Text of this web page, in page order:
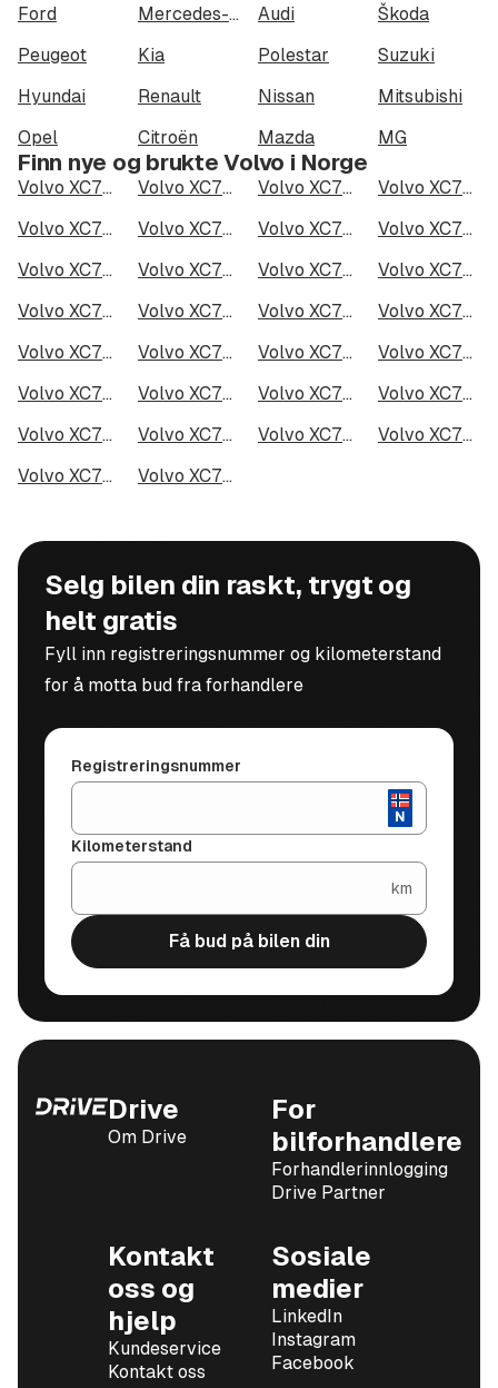
Ford Mercedes-Benz Audi
Škoda
Peugeot
Kia Polestar
Suzuki
Hyundai
Renault Nissan
Mitsubishi
Opel
Citroën Mazda MG
Finn nye og brukte Volvo i Norge
Volvo XC70 i Oslo Volvo XC70 i Bergen Volvo XC70 i Trondheim
Volvo XC70 i Stavanger
Volvo XC70 i Kristiansand
Volvo XC70 i Fredrikstad Volvo XC70 i Drammen
Volvo XC70 i Skien
Volvo XC70 i Tromsø
Volvo XC70 i Ålesund Volvo XC70 i Moss
Volvo XC70 i Porsgrunn
Volvo XC70 i Bodø
Volvo XC70 i Arendal Volvo XC70 i Hamar
Volvo XC70 i Larvik
Volvo XC70 i Halden
Volvo XC70 i Lillehammer Volvo XC70 i Molde
Volvo XC70 i Kongsberg
Volvo XC70 i Harstad
Volvo XC70 i Gjøvik Volvo XC70 i Sarpsborg
Volvo XC70 i Sandefjord
Volvo XC70 i Kristiansund
Volvo XC70 i Tromsdalen Volvo XC70 i Narvik
Volvo XC70 i Steinkjer
Volvo XC70 i Haugesund
Volvo XC70 i Alta
Selg bilen din raskt, trygt og
helt gratis
Fyll inn registreringsnummer og kilometerstand
for å motta bud fra forhandlere
Registreringsnummer
Kilometerstand
km
Få bud på bilen din
Drive
Om Drive
For
bilforhandlere
Forhandlerinnlogging
Drive Partner
Kontakt
oss og
hjelp
Kundeservice
Kontakt oss
Sosiale
medier
LinkedIn
Instagram
Facebook